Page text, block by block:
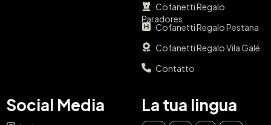
Cofanetti Regalo
Paradores
Cofanetti Regalo Pestana
Cofanetti Regalo Vila Galé
Contatto
Social Media La tua lingua